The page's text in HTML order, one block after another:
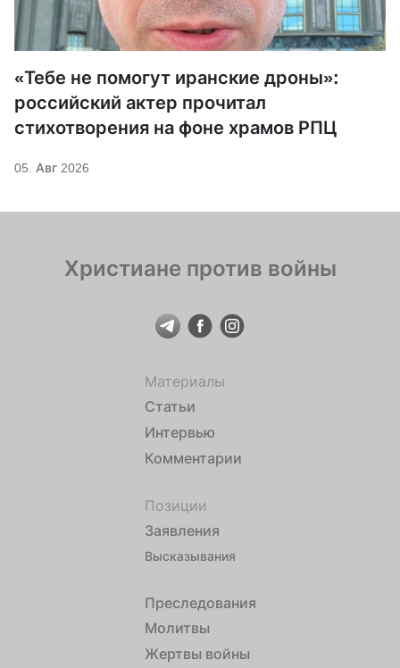
«Тебе не помогут иранские дроны»:
российский актер прочитал
стихотворения на фоне храмов РПЦ
05. Авг 2026
Христиане против войны
Материалы
Статьи
Интервью
Комментарии
Позиции
Заявления
Высказывания
Преследования
Молитвы
Жертвы войны